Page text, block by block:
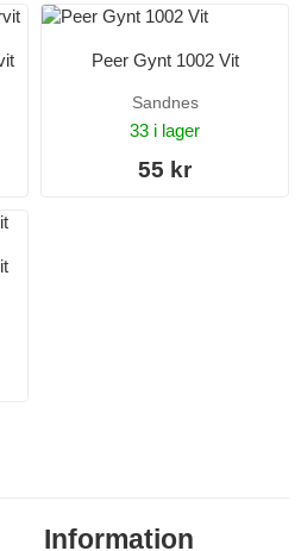
Peer Gynt 1002 Vit
Sandnes
33 i lager
55 kr
Information